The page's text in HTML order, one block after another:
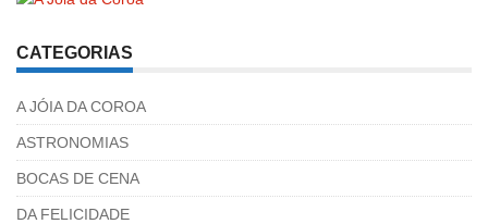
CATEGORIAS
A JÓIA DA COROA
ASTRONOMIAS
BOCAS DE CENA
DA FELICIDADE